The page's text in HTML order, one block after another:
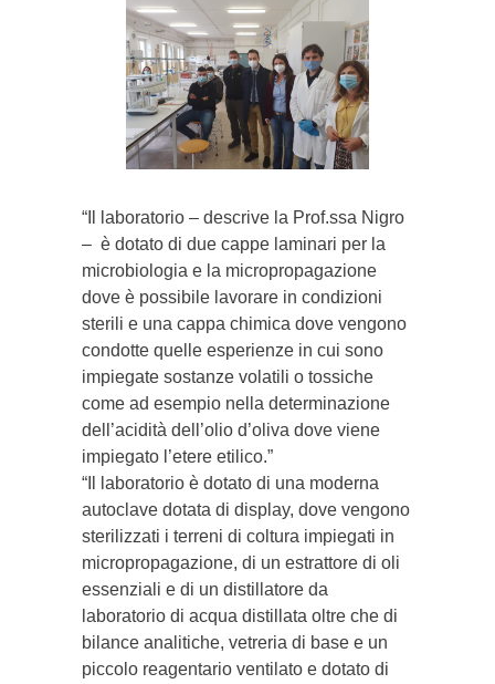
“Il laboratorio – descrive la Prof.ssa Nigro
– è dotato di due cappe laminari per la
microbiologia e la micropropagazione
dove è possibile lavorare in condizioni
sterili e una cappa chimica dove vengono
condotte quelle esperienze in cui sono
impiegate sostanze volatili o tossiche
come ad esempio nella determinazione
dell’acidità dell’olio d’oliva dove viene
impiegato l’etere etilico.”
“Il laboratorio è dotato di una moderna
autoclave dotata di display, dove vengono
sterilizzati i terreni di coltura impiegati in
micropropagazione, di un estrattore di oli
essenziali e di un distillatore da
laboratorio di acqua distillata oltre che di
bilance analitiche, vetreria di base e un
piccolo reagentario ventilato e dotato di